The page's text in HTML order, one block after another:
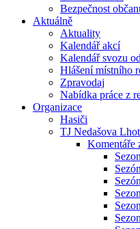
Bezpečnost
Aktuálně
Aktuality
Kalendář akcí
Kalendář svozu
Hlášení místního
Zpravodaj
Nabídka práce z
Organizace
Hasiči
TJ Nedašova
Komentáře